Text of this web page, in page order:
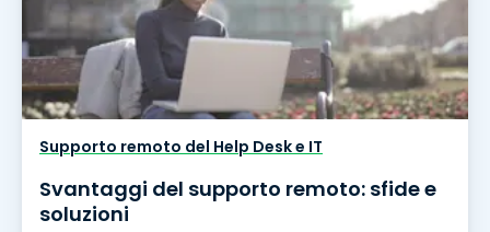
Supporto remoto del Help Desk e IT
Svantaggi del supporto remoto: sfide e
soluzioni